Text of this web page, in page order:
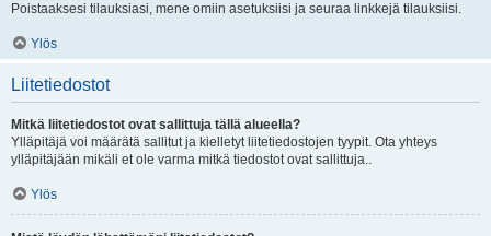
Poistaaksesi tilauksiasi, mene omiin asetuksiisi ja seuraa linkkejä tilauksiisi.
Ylös
Liitetiedostot
Mitkä liitetiedostot ovat sallittuja tällä alueella?
Ylläpitäjä voi määrätä sallitut ja kielletyt liitetiedostojen tyypit. Ota yhteys
ylläpitäjään mikäli et ole varma mitkä tiedostot ovat sallittuja..
Ylös